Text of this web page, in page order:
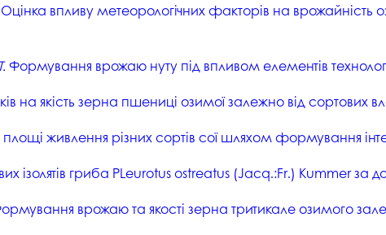
ПДАУ
студентського містечка
Студентське життя
Підрозділ з організації виховної
Спорт
Працевлаштування
Відділ практики і сприяння
працевлаштуванню
Неформальна
освіта
Опитування
Академічна
Акредитація
освіти
Оцінка впливу метеорологічних факторів на врожайність
Формування врожаю нуту під впливом елементів
на якість зерна пшениці озимої залежно від сортових
площі живлення різних сортів сої шляхом формування
ізолятів гриба PLeurotus ostreatus (Jacq.:Fr.) Kummer за
врожаю та якості зерна тритикале озимого